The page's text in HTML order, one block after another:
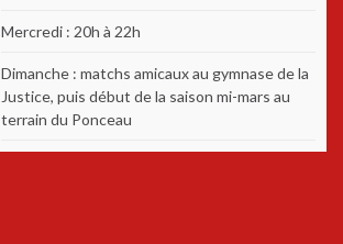
Mercredi : 20h à 22h
Dimanche : matchs amicaux au gymnase de la
Justice, puis début de la saison mi-mars au
terrain du Ponceau